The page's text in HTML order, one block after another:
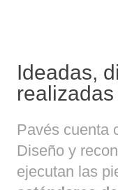
Ideadas,
Pavés cuenta
Diseño y
ejecutan las